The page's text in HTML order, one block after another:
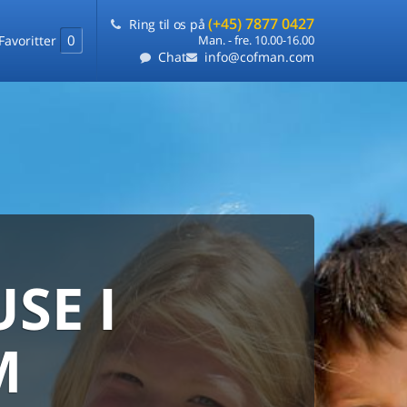
Favoritter 0
Ring til os på (+45) 7877 0427
Man. - fre. 10.00-16.00
Chat info@cofman.com
I
laveste pris
ét sted